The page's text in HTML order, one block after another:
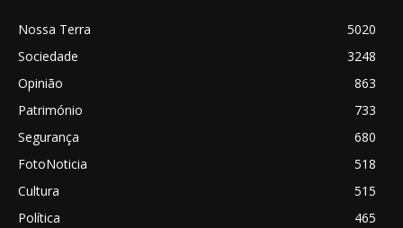
Nossa Terra
5020
Sociedade
3248
Opinião
863
Património
733
Segurança
680
FotoNoticia
518
Cultura
515
Política
465